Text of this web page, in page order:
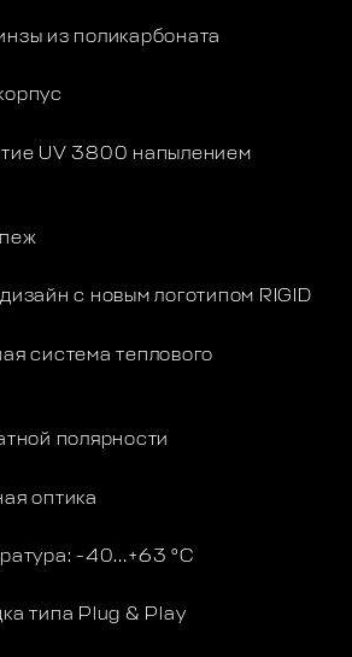
из поликарбоната
UV 3800 напылением
с новым логотипом RIGID
система теплового
полярности
оптика
-40…+63 °C
типа Plug & Play